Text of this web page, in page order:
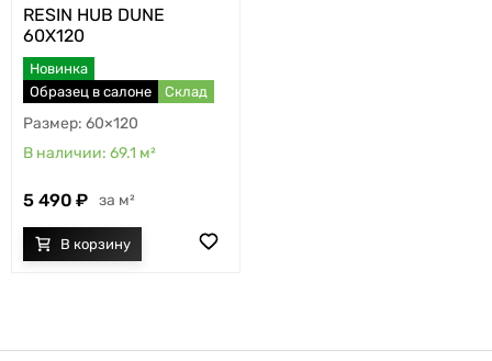
RESIN HUB DUNE
60X120
Новинка
Образец в салоне
Склад
60×120
69.1 м²
5 490 м²